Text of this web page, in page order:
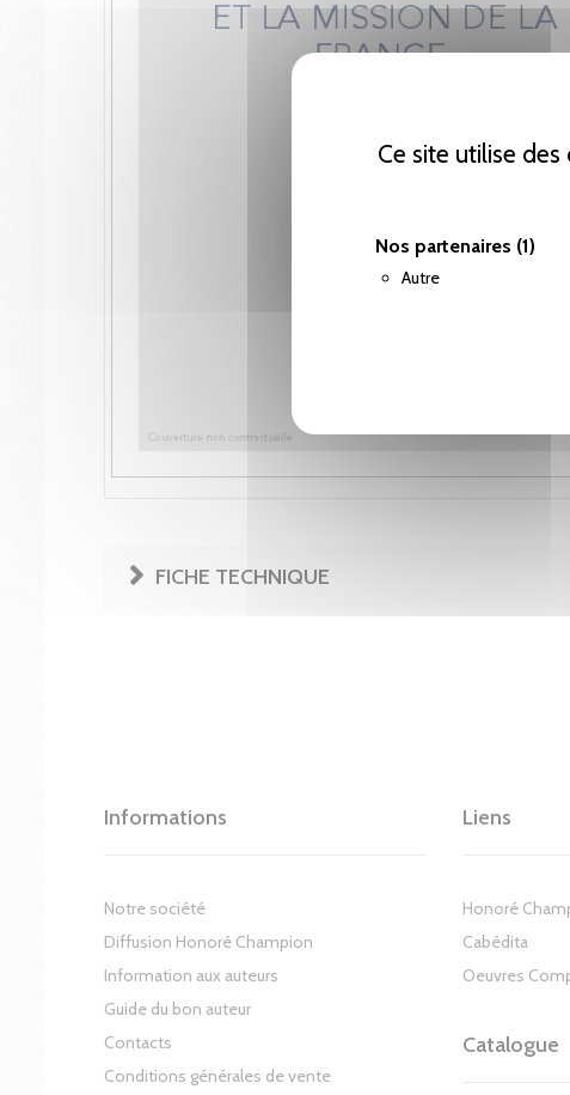
Ce site utilise
Nos partenaires (1)
Autre
FICHE TECHNIQUE
Informations
Notre société
Diffusion Honoré Champion
Information aux auteurs
Guide du bon auteur
Contacts
Conditions générales de vente
Liens
Honoré
Cabédita
Oeuvres
Catalogue